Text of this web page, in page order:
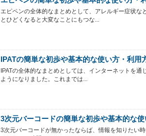
エピペンの全体的なまとめとして、アレルギー症状な
とひどくなると大変なことにもつな...
IPATの簡単な初歩や基本的な使い方・利用
IPATの全体的なまとめとしては、インターネットを
ようになりました。これまでは...
3次元バーコードの簡単な初歩や基本的な
3次元バーコードが無かったならば、情報を知りたい